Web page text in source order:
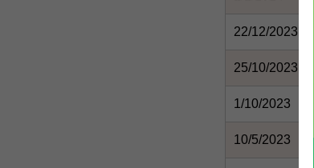
22/12/2023
25/10/2023
1/10/2023
10/5/2023